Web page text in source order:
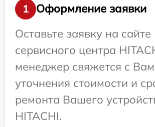
1
Оформление заявки
Оставьте заявку на сайте
сервисного центра
менеджер свяжется с
уточнения стоимости и
ремонта Вашего
HITACHI.